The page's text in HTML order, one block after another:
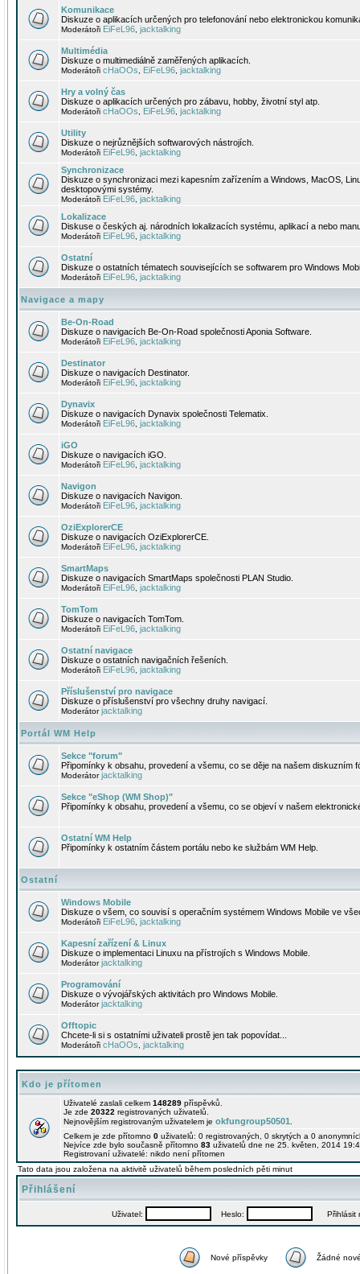
Komunikace
Diskuze o aplikacích určených pro telefonování nebo elektronickou
Moderátoři EiFeL96 jacktalking
Multimédia
Diskuze o multimediálně zaměřených aplikacích.
Moderátoři cHaOOs EiFeL96 jacktalking
Hry a volný čas
Diskuze o aplikacích určených pro zábavu, hobby, životní styl atp.
Moderátoři cHaOOs EiFeL96 jacktalking
Utility
Diskuze o nejrůznějších softwarových nástrojích.
Moderátoři EiFeL96 jacktalking
Synchronizace
Diskuze o synchronizaci mezi kapesním zařízením a Windows, MacOS,
desktopovými systémy.
Moderátoři EiFeL96 jacktalking
Lokalizace
Diskuse o českých aj. národních lokalizacích systému, aplikací a nebo
Moderátoři EiFeL96 jacktalking
Ostatní
Diskuze o ostatních tématech souvisejících se softwarem pro Windows
Moderátoři EiFeL96 jacktalking
Navigace a mapy
Be-On-Road
Diskuze o navigacích Be-On-Road společnosti Aponia Software.
Moderátoři EiFeL96 jacktalking
Destinator
Diskuze o navigacích Destinator.
Moderátoři EiFeL96 jacktalking
Dynavix
Diskuze o navigacích Dynavix společnosti Telematix.
Moderátoři EiFeL96 jacktalking
iGO
Diskuze o navigacích iGO.
Moderátoři EiFeL96 jacktalking
Navigon
Diskuze o navigacích Navigon.
Moderátoři EiFeL96 jacktalking
OziExplorerCE
Diskuze o navigacích OziExplorerCE.
Moderátoři EiFeL96 jacktalking
SmartMaps
Diskuze o navigacích SmartMaps společnosti PLAN Studio.
Moderátoři EiFeL96 jacktalking
TomTom
Diskuze o navigacích TomTom.
Moderátoři EiFeL96 jacktalking
Ostatní navigace
Diskuze o ostatních navigačních řešeních.
Moderátoři EiFeL96 jacktalking
Příslušenství pro navigace
Diskuze o příslušenství pro všechny druhy navigací.
Moderátorjacktalking
Portál WM Help
Sekce "forum"
Připomínky k obsahu, provedení a všemu, co se děje na našem diskuzním
Moderátorjacktalking
Sekce "eShop (WM Shop)"
Připomínky k obsahu, provedení a všemu, co se objeví v našem
Ostatní WM Help
Připomínky k ostatním částem portálu nebo ke službám WM Help.
Ostatní
Windows Mobile
Diskuze o všem, co souvisí s operačním systémem Windows Mobile ve
Moderátoři EiFeL96 jacktalking
Kapesní zařízení & Linux
Diskuze o implementaci Linuxu na přístrojích s Windows Mobile.
Moderátorjacktalking
Programování
Diskuze o vývojářských aktivitách pro Windows Mobile.
Moderátorjacktalking
Offtopic
Chcete-li si s ostatními uživateli prostě jen tak popovídat...
Moderátoři cHaOOs jacktalking
Kdo je přítomen
Uživatelé zaslali celkem 148289 příspěvků.
Je zde 20322 registrovaných uživatelů.
Nejnovějším registrovaným uživatelem je okfungroup50501
Celkem je zde přítomno 0 uživatelů: 0 registrovaných, 0 skrytých a 0
Nejvíce zde bylo současně přítomno 83 uživatelů dne ne 25. květen, 2014
Registrovaní uživatelé: nikdo není přítomen
Tato data jsou založena na aktivitě uživatelů během posledních pěti minut
Přihlášení
Uživatel: Heslo: Přihlásit
Nové příspěvky Žádné